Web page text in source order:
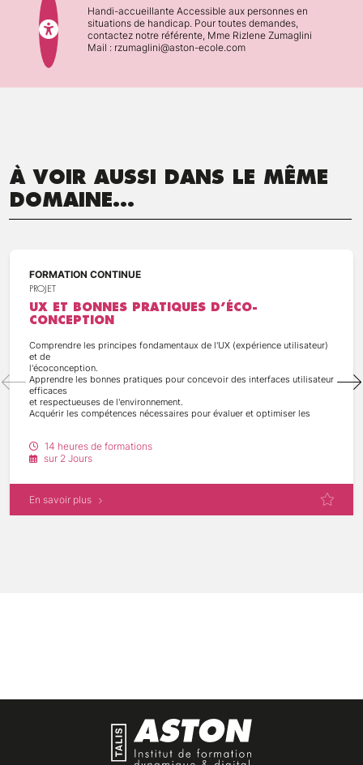
Handi-accueillante Accessible aux personnes en
situations de handicap. Pour toutes demandes,
contactez notre référente, Mme Rizlene Zumaglini
Mail : rzumaglini@aston-ecole.com
À VOIR AUSSI DANS LE MÊME
DOMAINE...
FORMATION CONTINUE
PROJET
UX ET BONNES PRATIQUES D’ÉCO-
CONCEPTION
Comprendre les principes fondamentaux de l'UX (expérience utilisateur)
et de
l'écoconception.
Apprendre les bonnes pratiques pour concevoir des interfaces utilisateur
efficaces
et respectueuses de l'environnement.
Acquérir les compétences nécessaires pour évaluer et optimiser les
Sensibiliser les participants aux enjeux environnementaux liés à la
conception
14 heures de formations
sur 2 Jours
En savoir plus